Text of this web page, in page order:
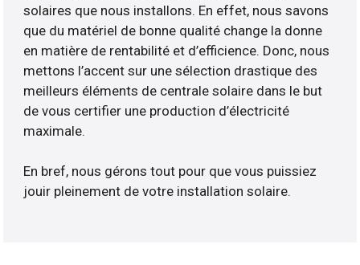
solaires que nous installons. En effet, nous savons
que du matériel de bonne qualité change la donne
en matière de rentabilité et d’efficience. Donc, nous
mettons l’accent sur une sélection drastique des
meilleurs éléments de centrale solaire dans le but
de vous certifier une production d’électricité
maximale.
En bref, nous gérons tout pour que vous puissiez
jouir pleinement de votre installation solaire.